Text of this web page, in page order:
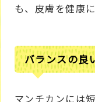
も、皮膚を健康
バランスの良
マンチカンには